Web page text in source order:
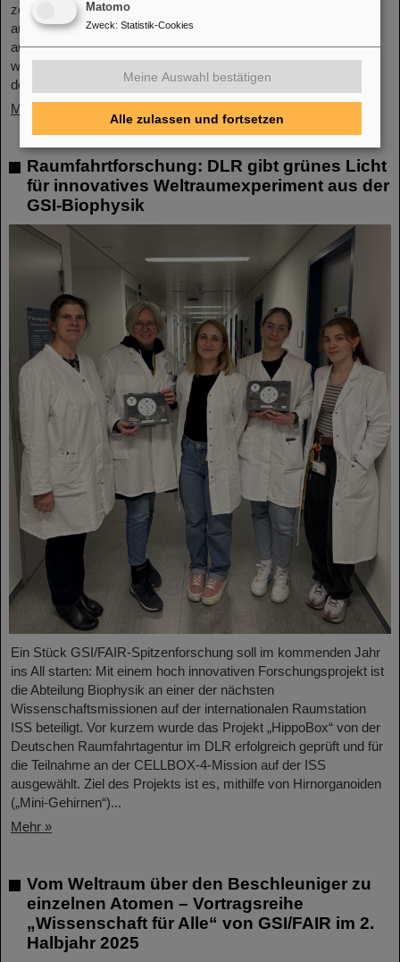
zeichnet Spechts wissenschaftlichen Werdegang und seine
außerordentlichen Führungsqualitäten nach und bietet so ein
aufschlussreiches Porträt eines Physikers, der sowohl die
wissenschaftliche Agenda als auch die institutionelle Landschaft
der modernen…
Mehr »
Raumfahrtforschung: DLR gibt grünes Licht
für innovatives Weltraumexperiment aus der
GSI-Biophysik
Ein Stück GSI/FAIR-Spitzenforschung soll im kommenden Jahr
ins All starten: Mit einem hoch innovativen Forschungsprojekt ist
die Abteilung Biophysik an einer der nächsten
Wissenschaftsmissionen auf der internationalen Raumstation
ISS beteiligt. Vor kurzem wurde das Projekt „HippoBox“ von der
Deutschen Raumfahrtagentur im DLR erfolgreich geprüft und für
die Teilnahme an der CELLBOX-4-Mission auf der ISS
ausgewählt. Ziel des Projekts ist es, mithilfe von Hirnorganoiden
(„Mini-Gehirnen“)...
Mehr »
Vom Weltraum über den Beschleuniger zu
einzelnen Atomen – Vortragsreihe
„Wissenschaft für Alle“ von GSI/FAIR im 2.
Halbjahr 2025
Matomo
Zweck: Statistik-Cookies
Meine Auswahl bestätigen
Alle zulassen und fortsetzen